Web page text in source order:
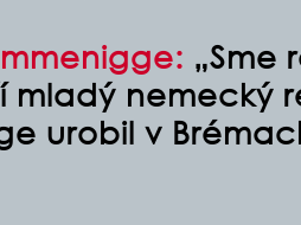
„Sme
mladý nemecký
urobil v